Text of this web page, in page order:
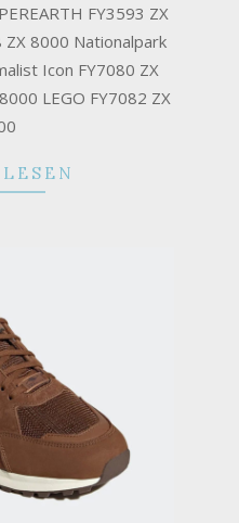
FY3593 ZX
8000 Nationalpark
Icon FY7080 ZX
LEGO FY7082 ZX